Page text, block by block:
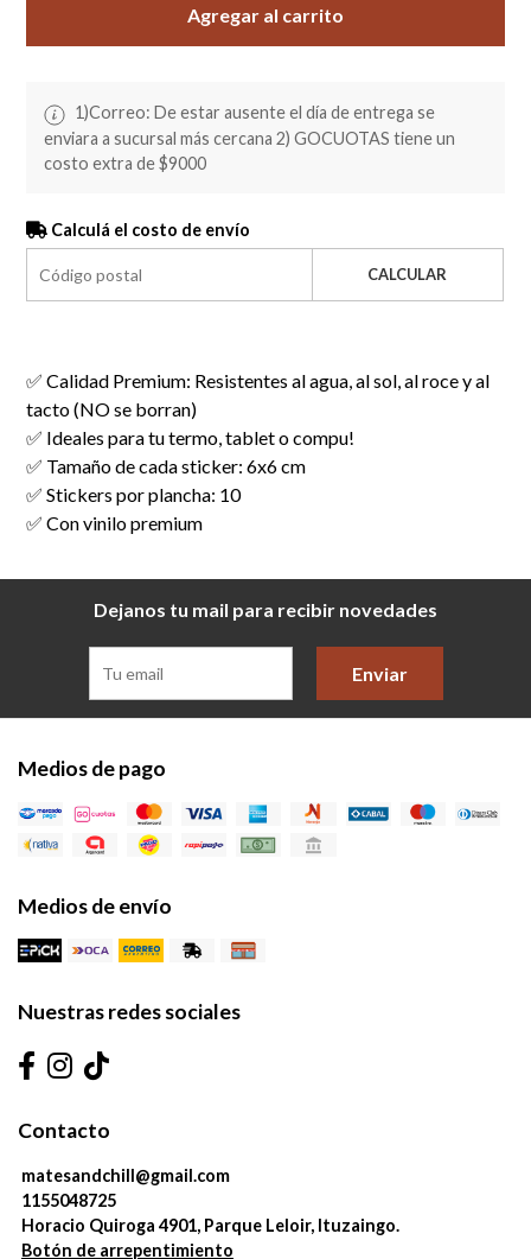
Agregar al carrito
1)Correo: De estar ausente el día de entrega se
enviara a sucursal más cercana 2) GOCUOTAS tiene un
costo extra de $9000
Calculá el costo de envío
CALCULAR
✅ Calidad Premium: Resistentes al agua, al sol, al roce y al
tacto (NO se borran)
✅ Ideales para tu termo, tablet o compu!
✅ Tamaño de cada sticker: 6x6 cm
✅ Stickers por plancha: 10
✅ Con vinilo premium
Dejanos tu mail para recibir novedades
Enviar
Medios de pago
Medios de envío
Nuestras redes sociales
Contacto
matesandchill@gmail.com
1155048725
Horacio Quiroga 4901, Parque Leloir, Ituzaingo.
Botón de arrepentimiento